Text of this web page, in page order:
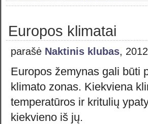
Europos klimatai
parašė Naktinis klubas,
Europos žemynas gali būti
klimato zonas. Kiekviena
temperatūros ir kritulių
kiekvieno iš jų.